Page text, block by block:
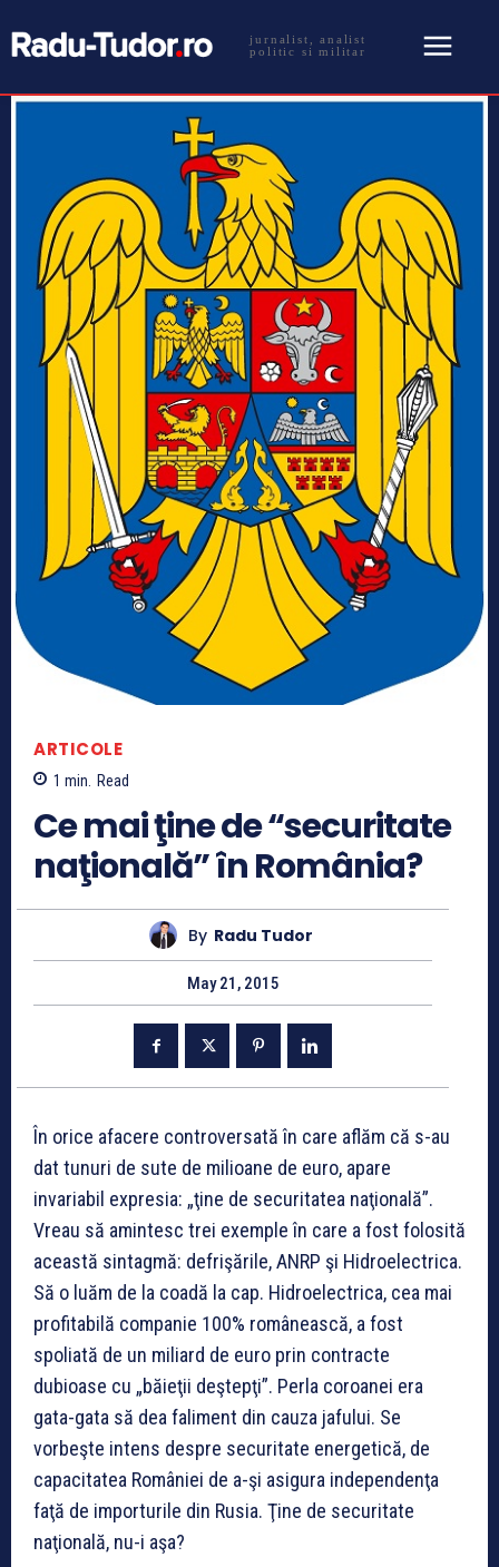
jurnalist, analist
politic si militar
ARTICOLE
1 min. Read
Ce mai ţine de “securitate
naţională” în România?
By Radu Tudor
May 21, 2015
În orice afacere controversată în care aflăm că s-au
dat tunuri de sute de milioane de euro, apare
invariabil expresia: „ţine de securitatea naţională”.
Vreau să amintesc trei exemple în care a fost folosită
această sintagmă: defrişările, ANRP şi Hidroelectrica.
Să o luăm de la coadă la cap. Hidroelectrica, cea mai
profitabilă companie 100% românească, a fost
spoliată de un miliard de euro prin contracte
dubioase cu „băieţii deştepţi”. Perla coroanei era
gata-gata să dea faliment din cauza jafului. Se
vorbeşte intens despre securitate energetică, de
capacitatea României de a-şi asigura independenţa
faţă de importurile din Rusia. Ţine de securitate
naţională, nu-i aşa?